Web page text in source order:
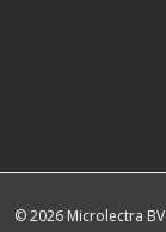
© 2026 Microlectra BV